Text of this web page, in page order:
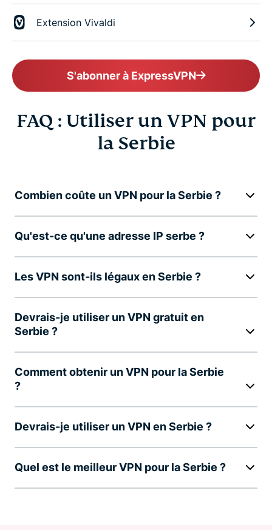
Extension Vivaldi
S'abonner à ExpressVPN
FAQ : Utiliser un VPN pour
la Serbie
Combien coûte un VPN pour la Serbie ?
Qu'est-ce qu'une adresse IP serbe ?
Les VPN sont-ils légaux en Serbie ?
Devrais-je utiliser un VPN gratuit en
Serbie ?
Comment obtenir un VPN pour la Serbie
?
Devrais-je utiliser un VPN en Serbie ?
Quel est le meilleur VPN pour la Serbie ?